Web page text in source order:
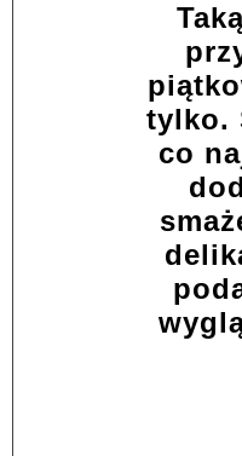
tylko.
co